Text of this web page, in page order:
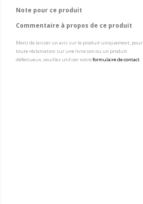
Note pour ce produit
Commentaire à propos de ce produit
Merci de laisser un avis sur le produit uniquement, pour
toute réclamation sur une livraison ou un produit
défectueux, veuillez utiliser notreformulaire de contact.